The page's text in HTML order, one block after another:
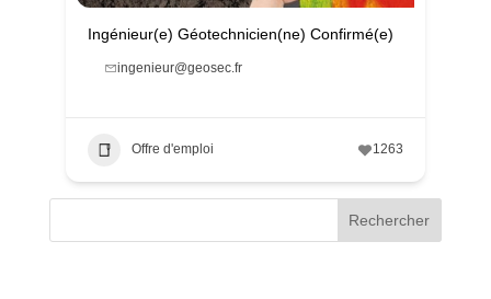
Ingénieur(e) Géotechnicien(ne) Confirmé(e)
ingenieur@geosec.fr
Offre d'emploi 1263
Rechercher